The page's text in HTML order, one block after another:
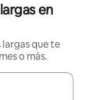
en
que te
o más.
navegar